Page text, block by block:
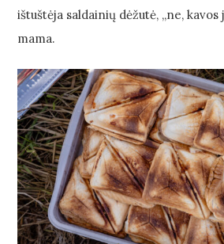
ištuštėja saldainių dėžutė, „ne, kavos
mama.